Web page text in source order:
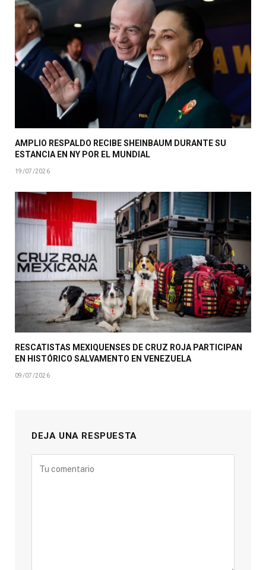
AMPLIO RESPALDO RECIBE SHEINBAUM DURANTE SU
ESTANCIA EN NY POR EL MUNDIAL
19/07/2026
RESCATISTAS MEXIQUENSES DE CRUZ ROJA PARTICIPAN
EN HISTÓRICO SALVAMENTO EN VENEZUELA
09/07/2026
DEJA UNA RESPUESTA